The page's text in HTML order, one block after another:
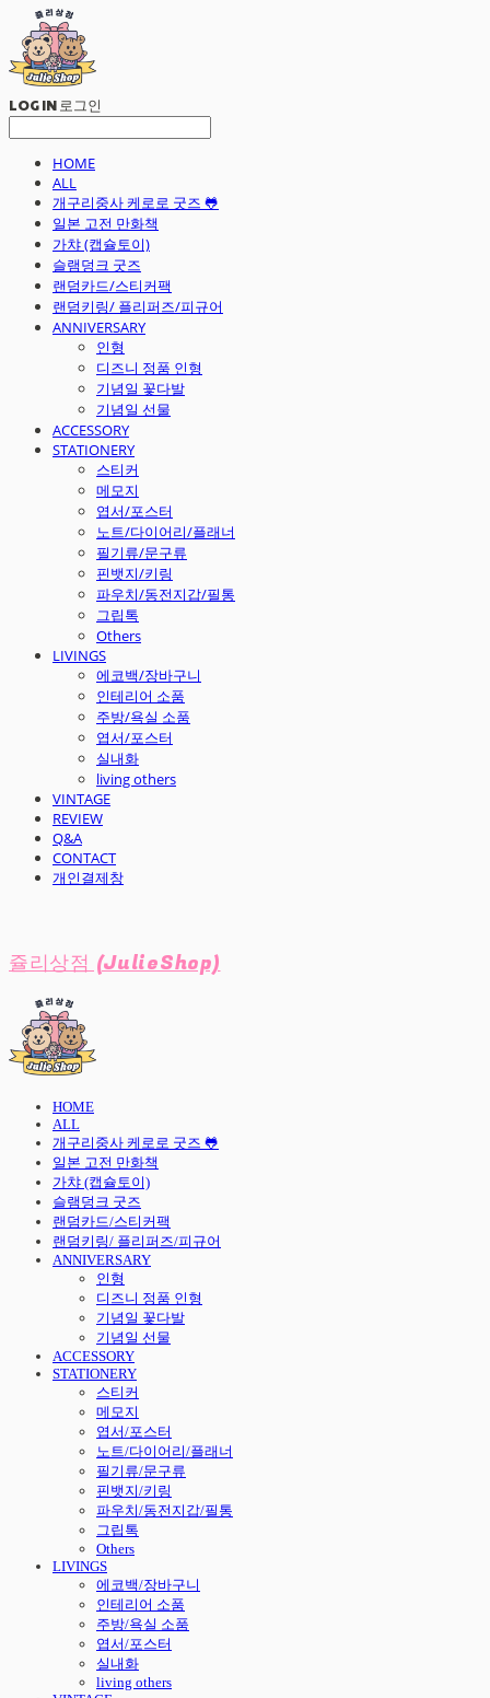
LOG IN로그인
HOME
ALL
개구리중사 케로로 굿즈 🐸
일본 고전 만화책
가챠 (캡슐토이)
슬램덩크 굿즈
랜덤카드/스티커팩
랜덤키링/ 플리퍼즈/피규어
ANNIVERSARY
인형
디즈니 정품 인형
기념일 꽃다발
기념일 선물
ACCESSORY
STATIONERY
스티커
메모지
엽서/포스터
노트/다이어리/플래너
필기류/문구류
핀뱃지/키링
파우치/동전지갑/필통
그립톡
Others
LIVINGS
에코백/장바구니
인테리어 소품
주방/욕실 소품
엽서/포스터
실내화
living others
VINTAGE
REVIEW
Q&A
CONTACT
개인결제창
쥴리상점 (JulieShop)
HOME
ALL
개구리중사 케로로 굿즈 🐸
일본 고전 만화책
가챠 (캡슐토이)
슬램덩크 굿즈
랜덤카드/스티커팩
랜덤키링/ 플리퍼즈/피규어
ANNIVERSARY
인형
디즈니 정품 인형
기념일 꽃다발
기념일 선물
ACCESSORY
STATIONERY
스티커
메모지
엽서/포스터
노트/다이어리/플래너
필기류/문구류
핀뱃지/키링
파우치/동전지갑/필통
그립톡
Others
LIVINGS
에코백/장바구니
인테리어 소품
주방/욕실 소품
엽서/포스터
실내화
living others